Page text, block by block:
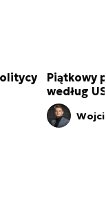
Piątkowy
według